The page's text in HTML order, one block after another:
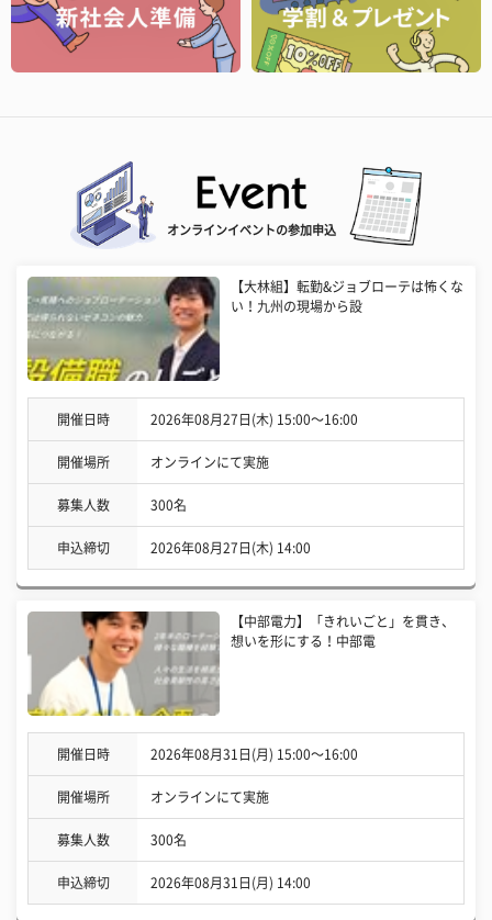
オンラインイベントの参加申込
【大林組】転勤&ジョブローテは怖くな
い！九州の現場から設
開催日時 2026年08月27日(木) 15:00〜16:00
開催場所 オンラインにて実施
募集人数 300名
申込締切 2026年08月27日(木) 14:00
【中部電力】「きれいごと」を貫き、
想いを形にする！中部電
開催日時 2026年08月31日(月) 15:00〜16:00
開催場所 オンラインにて実施
募集人数 300名
申込締切 2026年08月31日(月) 14:00